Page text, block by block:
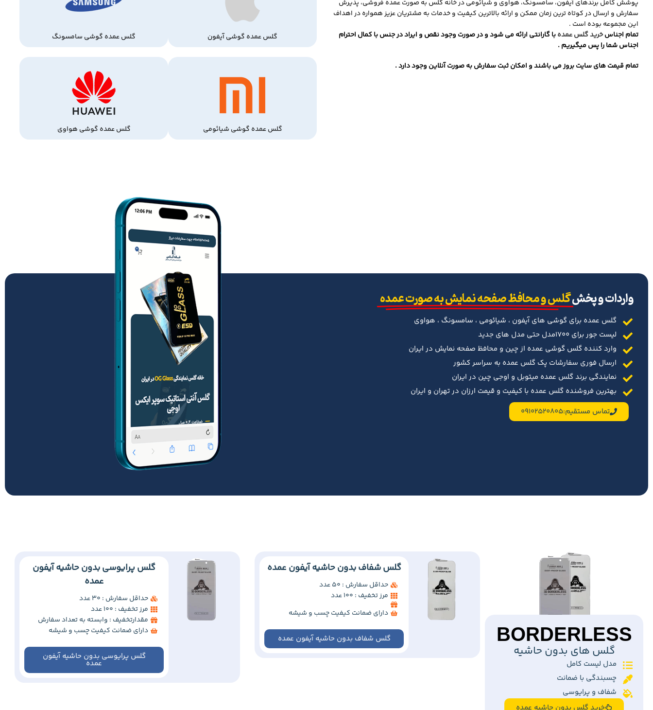
پوشش کامل برندهای آیفون، سامسونگ، هواوی و شیائومی در خانه گلس به صورت عمده فروشی، پذیرش
سفارش و ارسال در کوتاه ترین زمان ممکن و ارائه بالاترین کیفیت و خدمات به مشتریان عزیز همواره در اهداف
این مجموعه بوده است .
تمام اجناسخرید گلس عمدهبا گارانتی ارائه می شود و در صورت وجود نقص و ایراد در جنس با کمال احترام
اجناس شما را پس میگیریم .
تمام قیمت های سایت بروز می باشند و امکان ثبت سفارش به صورت آنلاین وجود دارد .
گلس عمده گوشی آیفون گلس عمده گوشی سامسونگ
گلس عمده گوشی شیائومی گلس عمده گوشی هواوی
‌واردات و پخشگلس و محافظ صفحه نمایش به صورت عمده
گلس عمده برای گوشی های آیفون ، شیائومی ، سامسونگ ، هواوی
لیست جور برای 1700مدل حتی مدل های جدید
وارد کننده گلس گوشی عمده از چین و محافظ صفحه نمایش در ایران
ارسال فوری سفارشات پک گلس عمده به سراسر کشور
نمایندگی برند گلس عمده میتوبل و اوجی چین در ایران
بهترین فروشنده گلس عمده با کیفیت و قیمت ارزان در تهران و ایران
تماس مستقیم:09102520805
BORDERLESS
گلس های بدون حاشیه
مدل لیست کامل
چسبندگی با ضمانت
شفاف و پرایوسی
گلس شفاف بدون حاشیه آیفون عمده
حداقل سفارش : 50 عدد
مرز تخفیف : 100 عدد
دارای ضمانت کیفیت چسب و شیشه
گلس شفاف بدون حاشیه آیفون عمده
گلس پرایوسی بدون حاشیه آیفون
عمده
حداقل سفارش : 30 عدد
مرز تخفیف : 100 عدد
مقدارتخفیف : وابسته به تعداد سفارش
دارای ضمانت کیفیت چسب و شیشه
گلس پرایوسی بدون حاشیه آیفون
عمده